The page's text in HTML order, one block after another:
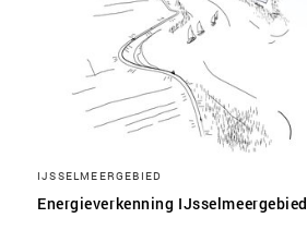
IJSSELMEERGEBIED
Energieverkenning IJsselmeergebied